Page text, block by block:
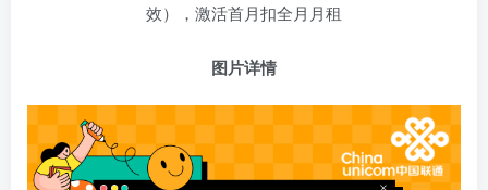
效），激活首月扣全月月租
图片详情